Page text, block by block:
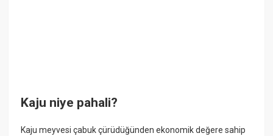
Kaju niye pahali?
Kaju meyvesi çabuk çürüdüğünden ekonomik değere sahip